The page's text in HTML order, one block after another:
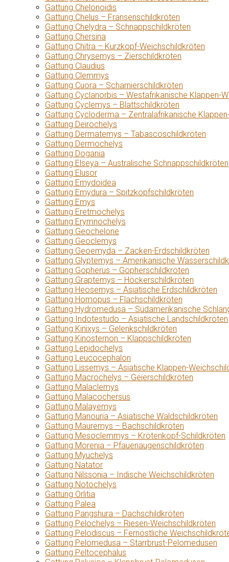
Gattung Chelonoidis
Gattung Chelus – Fransenschildkröten
Gattung Chelydra – Schnappschildkröten
Gattung Chersina
Gattung Chitra – Kurzkopf-Weichschildkröten
Gattung Chrysemys – Zierschildkröten
Gattung Claudius
Gattung Clemmys
Gattung Cuora – Scharnierschildkröten
Gattung Cyclanorbis – Westafrikanische Klappen-
Gattung Cyclemys – Blattschildkröten
Gattung Cycloderma – Zentralafrikanische
Gattung Deirochelys
Gattung Dermatemys – Tabascoschildkröten
Gattung Dermochelys
Gattung Dogania
Gattung Elseya – Australische Schnappschildkröten
Gattung Elusor
Gattung Emydoidea
Gattung Emydura – Spitzkopfschildkröten
Gattung Emys
Gattung Eretmochelys
Gattung Erymnochelys
Gattung Geochelone
Gattung Geoclemys
Gattung Geoemyda – Zacken-Erdschildkröten
Gattung Glyptemys – Amerikanische
Gattung Gopherus – Gopherschildkröten
Gattung Graptemys – Höckerschildkröten
Gattung Heosemys – Asiatische Erdschildkröten
Gattung Homopus – Flachschildkröten
Gattung Hydromedusa – Südamerikanische
Gattung Indotestudo – Asiatische Landschildkröten
Gattung Kinixys – Gelenkschildkröten
Gattung Kinosternon – Klappschildkröten
Gattung Lepidochelys
Gattung Leucocephalon
Gattung Lissemys – Asiatische Klappen-
Gattung Macrochelys – Geierschildkröten
Gattung Malaclemys
Gattung Malacochersus
Gattung Malayemys
Gattung Manouria – Asiatische Waldschildkröten
Gattung Mauremys – Bachschildkröten
Gattung Mesoclemmys – Krötenkopf-Schildkröten
Gattung Morenia – Pfauenaugenschildkröten
Gattung Myuchelys
Gattung Natator
Gattung Nilssonia – Indische Weichschildkröten
Gattung Notochelys
Gattung Orlitia
Gattung Palea
Gattung Pangshura – Dachschildkröten
Gattung Pelochelys – Riesen-Weichschildkröten
Gattung Pelodiscus – Fernöstliche
Gattung Pelomedusa – Starrbrust-Pelomedusen
Gattung Peltocephalus